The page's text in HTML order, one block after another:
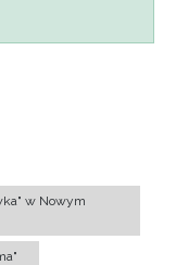
w Nowym